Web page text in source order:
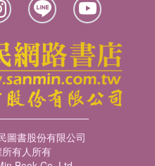
圖書股份有限公司
有人所有